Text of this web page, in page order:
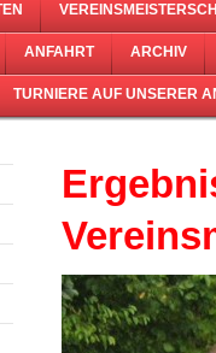
ANFAHRT ARCHIV
TURNIERE AUF UNSERER